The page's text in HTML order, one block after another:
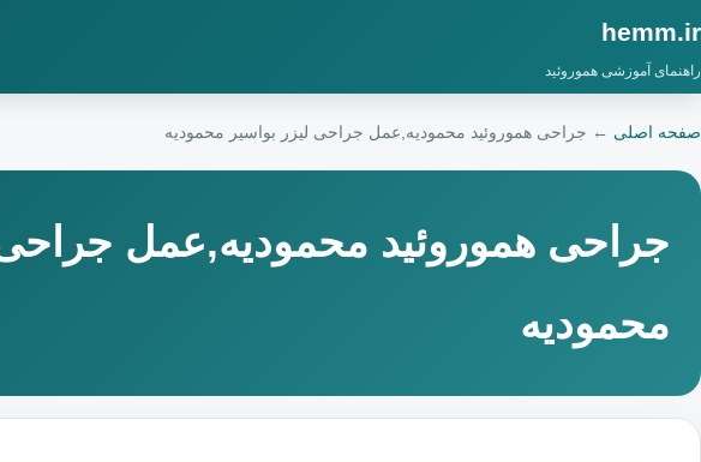
hemm.ir
راهنمای آموزشی هموروئید
صفحه اصلی ← جراحی هموروئید محمودیه,عمل جراحی لیزر بواسیر محمودیه
جراحی هموروئید محمودیه,عمل جراحی
محمودیه